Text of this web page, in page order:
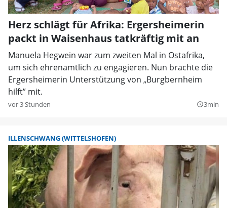
Herz schlägt für Afrika: Ergersheimerin
packt in Waisenhaus tatkräftig mit an
Manuela Hegwein war zum zweiten Mal in Ostafrika,
um sich ehrenamtlich zu engagieren. Nun brachte die
Ergersheimerin Unterstützung von „Burgbernheim
hilft” mit.
vor 3 Stunden query_builder3min
ILLENSCHWANG (WITTELSHOFEN)